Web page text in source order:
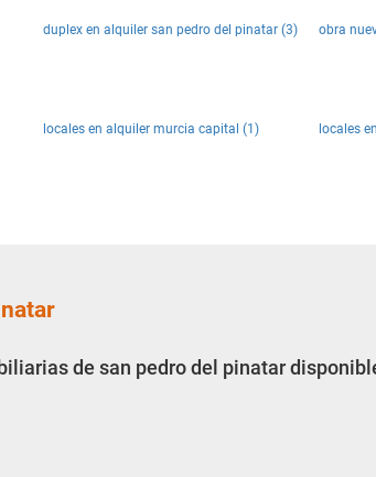
duplex en alquiler san pedro del pinatar (3) obra
locales en alquiler murcia capital (1)
locales
de san pedro del pinatar